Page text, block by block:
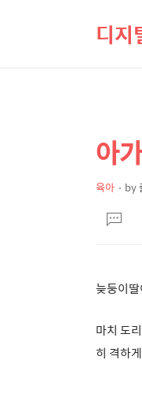
디지
상
컨
텐
본
문
제
아
육아 by
문댓
글
늦둥이
마치 도
히 격하